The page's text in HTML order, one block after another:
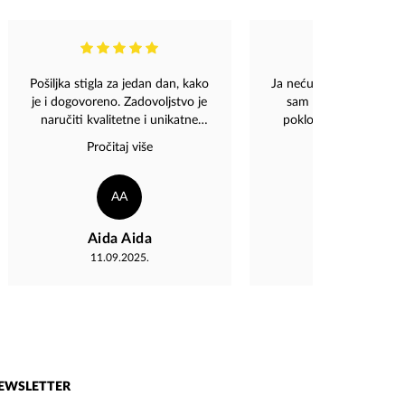
Pošiljka stigla za jedan dan, kako
je i dogovoreno. Zadovoljstvo je
naručiti kvalitetne i unikatne
proizvode sa stranice. Sve
pohvale za profesionalnost i
ekspeditivnost. Hvala "Magaza"
Pročitaj više
AA
Aida Aida
11.09.2025.
Ja neću postaviti slike
sam sve kupio u